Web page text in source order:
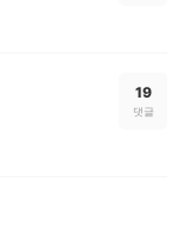
19
댓글